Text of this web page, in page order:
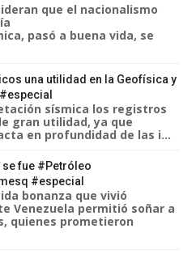
que el nacionalismo
pasó a buena vida, se
una utilidad en la Geofísica y
sísmica los registros
gran utilidad, ya que
en profundidad de las i...
fue #Petróleo
#especial
bonanza que vivió
Venezuela permitió soñar a
quienes prometieron